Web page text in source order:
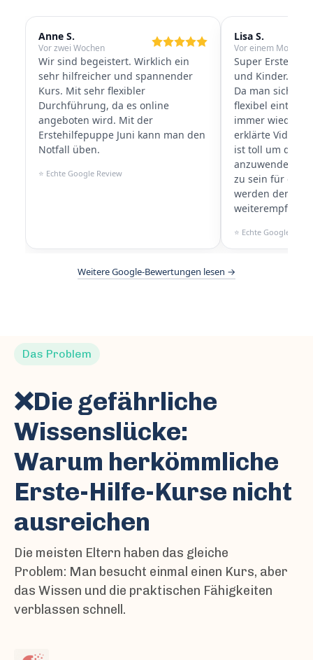
Anne S.
Vor zwei Wochen
Wir sind begeistert. Wirklich ein
sehr hilfreicher und spannender
Kurs. Mit sehr flexibler
Durchführung, da es online
angeboten wird. Mit der
Erstehilfepuppe Juni kann man den
Notfall üben.
⭐ Echte Google Review
Lisa S.
Vor einem Monat
Super Erste-
und Kinder.
Da man sich
flexibel
immer
erklärte Videos
ist toll um das
anzuwenden
zu sein für
werden den
⭐ Echte Google
Weitere Google-Bewertungen lesen →
Das Problem
❌Die gefährliche
Wissenslücke:
Warum herkömmliche
Erste-Hilfe-Kurse nicht
ausreichen
Die meisten Eltern haben das gleiche
Problem: Man besucht einmal einen Kurs, aber
das Wissen und die praktischen Fähigkeiten
verblassen schnell.